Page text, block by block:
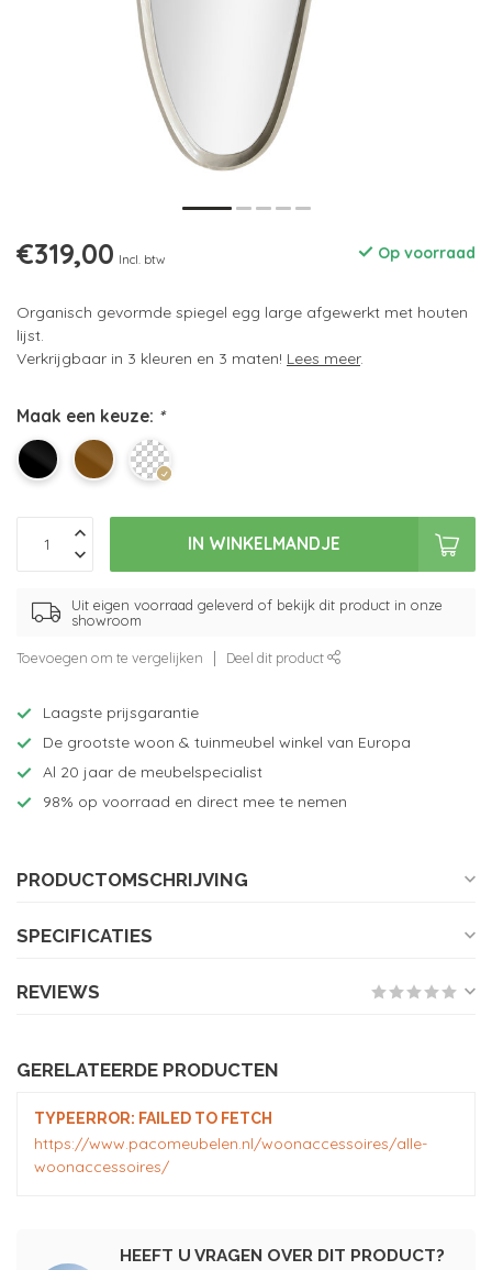
€319,00 Incl. btw Op voorraad
Organisch gevormde spiegel egg large afgewerkt met houten
lijst.
Verkrijgbaar in 3 kleuren en 3 maten! Lees meer.
Maak een keuze: *
IN WINKELMANDJE
Uit eigen voorraad geleverd of bekijk dit product in onze
showroom
Toevoegen om te vergelijken Deel dit product
Laagste prijsgarantie
De grootste woon & tuinmeubel winkel van Europa
Al 20 jaar de meubelspecialist
98% op voorraad en direct mee te nemen
PRODUCTOMSCHRIJVING
SPECIFICATIES
REVIEWS
GERELATEERDE PRODUCTEN
TYPEERROR: FAILED TO FETCH
https://www.pacomeubelen.nl/woonaccessoires/alle-
woonaccessoires/
HEEFT U VRAGEN OVER DIT PRODUCT?